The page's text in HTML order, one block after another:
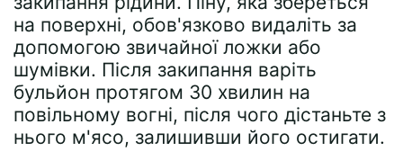
на поверхні, обов'язково видаліть за
допомогою звичайної ложки або
шумівки. Після закипання варіть
бульйон протягом 30 хвилин на
повільному вогні, після чого дістаньте з
нього м'ясо, залишивши його остигати.